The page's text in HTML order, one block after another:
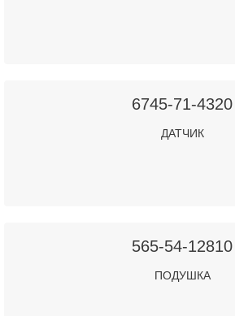
6745-71-4320
ДАТЧИК
565-54-12810
ПОДУШКА